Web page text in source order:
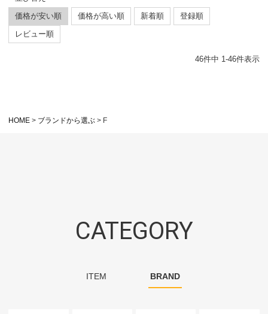
価格が安い順
価格が高い順 新着順
登録順
レビュー順
46件中 1-46件表示
HOME ブランドから選ぶ F
CATEGORY
ITEM BRAND